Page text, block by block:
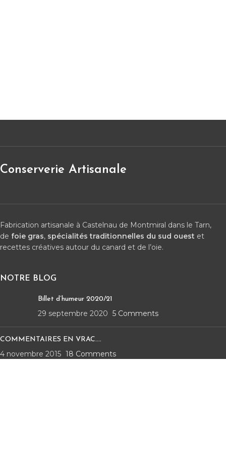
Conserverie Artisanale
Fabrication artisanale à Castelnau de Montmiral dans le Tarn,
de foie gras, spécialités traditionnelles du sud ouest et
recettes créatives autour du canard et de l’oie.
NOTRE BLOG
Billet d’humeur 2020/21
29 septembre 2020 5 Comments
COMMENTAIRES EN VRAC….
4 novembre 2015 18 Comments